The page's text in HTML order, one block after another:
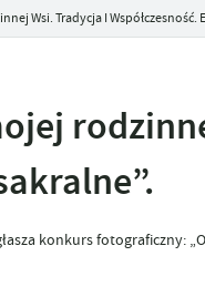
Wsi. Tradycja I Współczesność.
konkurs fotograficzny: